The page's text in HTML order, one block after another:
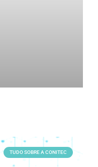
TUDO SOBRE A CONITEC